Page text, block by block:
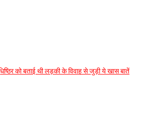
को बताई थी लड़की के विवाह से जुड़ी ये खास बातें